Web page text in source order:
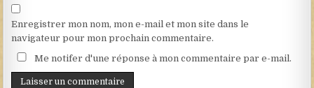
Enregistrer mon nom, mon e-mail et mon site dans le
navigateur pour mon prochain commentaire.
Me notifer d'une réponse à mon commentaire par e-mail.